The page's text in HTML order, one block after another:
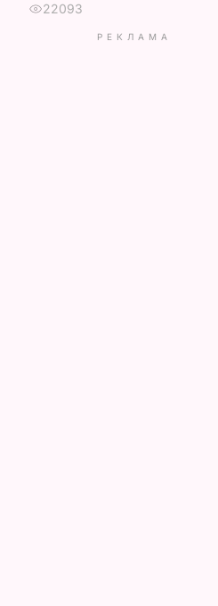
22093
РЕКЛАМА